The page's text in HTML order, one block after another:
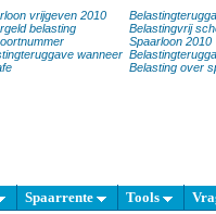
vrijgeven 2010
belasting
Belastingvrij
Spaarloon 2010
wanneer
Belasting over
Spaarrente Tools